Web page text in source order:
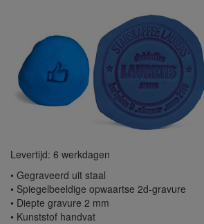
Levertijd: 6 werkdagen
• Gegraveerd uit staal
• Spiegelbeeldige opwaartse 2d-gravure
• Diepte gravure 2 mm
• Kunststof handvat